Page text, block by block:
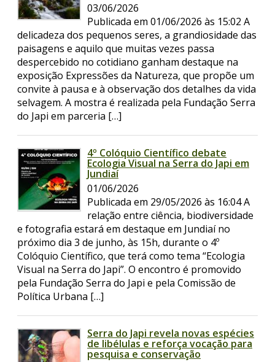
03/06/2026
Publicada em 01/06/2026 às 15:02 A
delicadeza dos pequenos seres, a grandiosidade das
paisagens e aquilo que muitas vezes passa
despercebido no cotidiano ganham destaque na
exposição Expressões da Natureza, que propõe um
convite à pausa e à observação dos detalhes da vida
selvagem. A mostra é realizada pela Fundação Serra
do Japi em parceria […]
4º Colóquio Científico debate
Ecologia Visual na Serra do Japi em
Jundiaí
01/06/2026
Publicada em 29/05/2026 às 16:04 A
relação entre ciência, biodiversidade
e fotografia estará em destaque em Jundiaí no
próximo dia 3 de junho, às 15h, durante o 4º
Colóquio Científico, que terá como tema “Ecologia
Visual na Serra do Japi”. O encontro é promovido
pela Fundação Serra do Japi e pela Comissão de
Política Urbana […]
Serra do Japi revela novas espécies
de libélulas e reforça vocação para
pesquisa e conservação